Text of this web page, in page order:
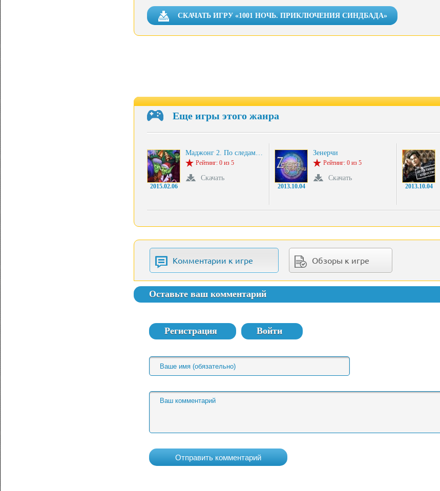
СКАЧАТЬ ИГРУ «1001 НОЧЬ. ПРИКЛЮЧЕНИЯ СИНДБАДА»
Еще игры этого жанра
2015.02.06
Маджонг 2. По следам…
Рейтинг: 0 из 5
Скачать
2013.10.04
Зенерчи
Рейтинг: 0 из 5
Скачать
2013.10.04
Комментарии к игре Обзоры к игре
Оставьте ваш комментарий
Регистрация Войти